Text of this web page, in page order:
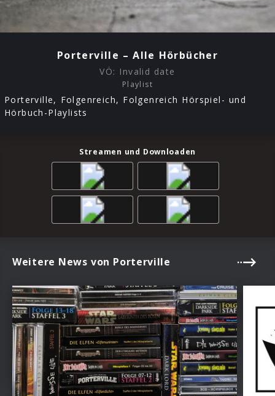
Porterville – Alle Hörbücher
VÖ: Invalid date
Playlist
Porterville, Folgenreich, Folgenreich Hörspiel- und
Hörbuch-Playlists
Streamen und Downloaden
Weitere News von Porterville